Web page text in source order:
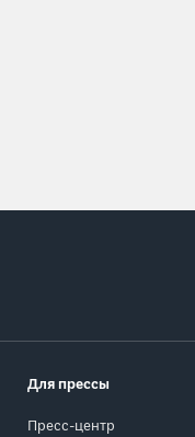
Для прессы
Пресс-центр